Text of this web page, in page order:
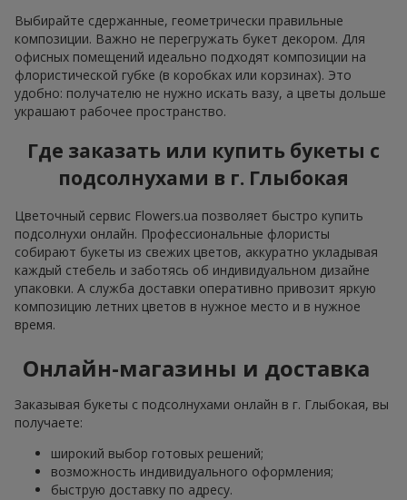
Выбирайте сдержанные, геометрически правильные
композиции. Важно не перегружать букет декором. Для
офисных помещений идеально подходят композиции на
флористической губке (в коробках или корзинах). Это
удобно: получателю не нужно искать вазу, а цветы дольше
украшают рабочее пространство.
Где заказать или купить букеты с
подсолнухами в г. Глыбокая
Цветочный сервис Flowers.ua позволяет быстро купить
подсолнухи онлайн. Профессиональные флористы
собирают букеты из свежих цветов, аккуратно укладывая
каждый стебель и заботясь об индивидуальном дизайне
упаковки. А служба доставки оперативно привозит яркую
композицию летних цветов в нужное место и в нужное
время.
Онлайн-магазины и доставка
Заказывая букеты с подсолнухами онлайн в г. Глыбокая, вы
получаете:
широкий выбор готовых решений;
возможность индивидуального оформления;
быструю доставку по адресу.